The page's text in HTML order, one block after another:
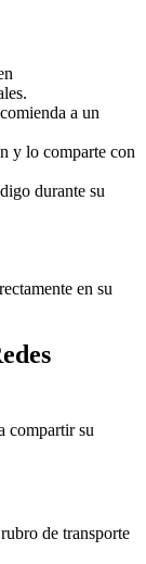
a un
y lo comparte con
durante su
en su
compartir su
de transporte